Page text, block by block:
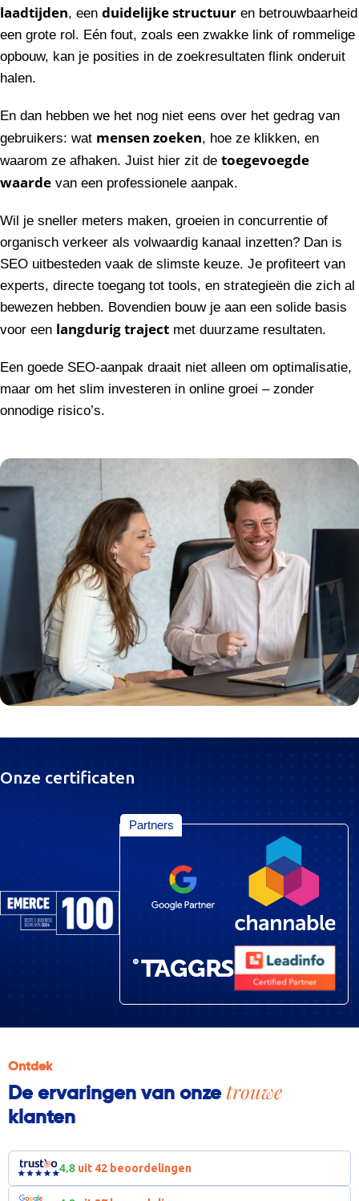
laadtijden, een duidelijke structuur en betrouwbaarheid
een grote rol. Eén fout, zoals een zwakke link of rommelige
opbouw, kan je posities in de zoekresultaten flink onderuit
halen.
En dan hebben we het nog niet eens over het gedrag van
gebruikers: wat mensen zoeken, hoe ze klikken, en
waarom ze afhaken. Juist hier zit de toegevoegde
waarde van een professionele aanpak.
Wil je sneller meters maken, groeien in concurrentie of
organisch verkeer als volwaardig kanaal inzetten? Dan is
SEO uitbesteden vaak de slimste keuze. Je profiteert van
experts, directe toegang tot tools, en strategieën die zich al
bewezen hebben. Bovendien bouw je aan een solide basis
voor een langdurig traject met duurzame resultaten.
Een goede SEO-aanpak draait niet alleen om optimalisatie,
maar om het slim investeren in online groei – zonder
onnodige risico’s.
Onze certificaten
Partners
Ontdek
De ervaringen van onze trouwe
klanten
4,8uit 42 beoordelingen